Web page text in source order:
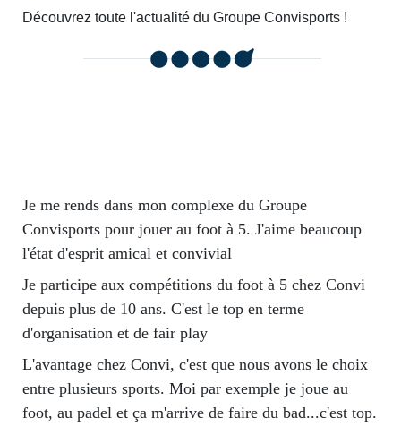
Découvrez toute l'actualité du Groupe Convisports !
Je me rends dans mon complexe du Groupe
Convisports pour jouer au foot à 5. J'aime beaucoup
l'état d'esprit amical et convivial
Je participe aux compétitions du foot à 5 chez Convi
depuis plus de 10 ans. C'est le top en terme
d'organisation et de fair play
L'avantage chez Convi, c'est que nous avons le choix
entre plusieurs sports. Moi par exemple je joue au
foot, au padel et ça m'arrive de faire du bad...c'est top.